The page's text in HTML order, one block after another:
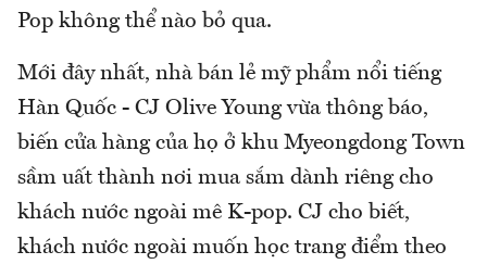
Pop không thể nào bỏ qua.
Mới đây nhất, nhà bán lẻ mỹ phẩm nổi tiếng
Hàn Quốc - CJ Olive Young vừa thông báo,
biến cửa hàng của họ ở khu Myeongdong Town
sầm uất thành nơi mua sắm dành riêng cho
khách nước ngoài mê K-pop. CJ cho biết,
khách nước ngoài muốn học trang điểm theo